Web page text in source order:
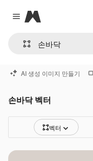
Close menu
Magnific
AI 생성 이미지 만들기
손바닥 벡터
벡터